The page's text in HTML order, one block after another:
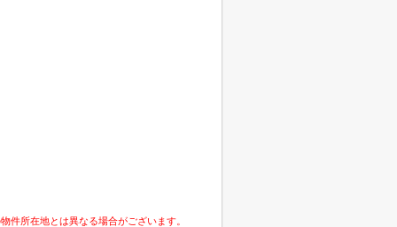
件所在地とは異なる場合がございます。